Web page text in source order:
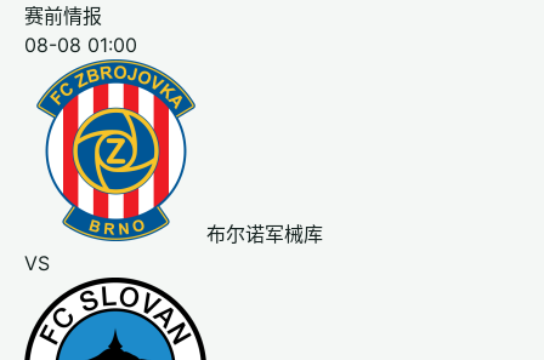
赛前情报
08-08 01:00
布尔诺军械库
VS